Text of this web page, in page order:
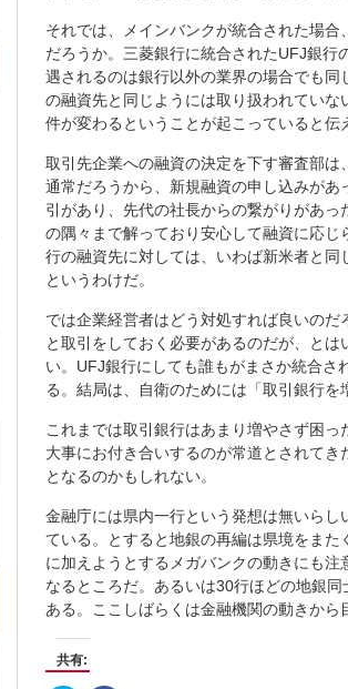
それでは、メインバンクが統合された場
だろうか。三菱銀行に統合されたUFJ銀
遇されるのは銀行以外の業界の場合でも
の融資先と同じようには取り扱われてい
件が変わるということが起こっていると伝
取引先企業への融資の決定を下す審査部
通常だろうから、新規融資の申し込みが
引があり、先代の社長からの繋がりがあ
の隅々まで解っており安心して融資に応
行の融資先に対しては、いわば新米者と
というわけだ。
では企業経営者はどう対処すれば良いの
と取引をしておく必要があるのだが、と
い。UFJ銀行にしても誰もがまさか統合さ
る。結局は、自衛のためには「取引銀行を
これまでは取引銀行はあまり増やさず困
大事にお付き合いするのが常道とされて
となるのかもしれない。
金融庁には県内一行という発想は無いらし
ている。とすると地銀の再編は県境をま
に加えようとするメガバンクの動きにも
なるところだ。あるいは30行ほどの地銀
ある。ここしばらくは金融機関の動きから
共有: